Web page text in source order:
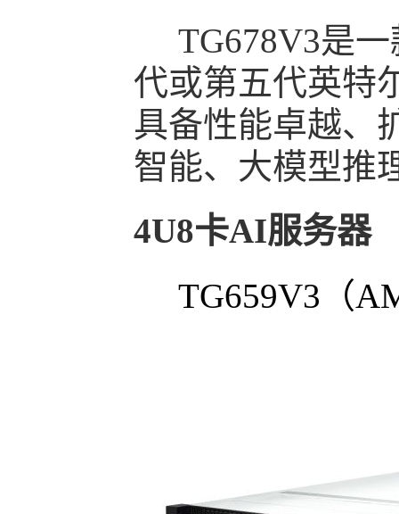
TG678V3是一
代或第五代英特
具备性能卓越、
智能、大模型推
4U8卡AI服务器
TG659V3（